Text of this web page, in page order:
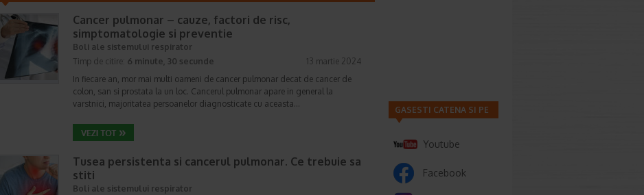
Cancer pulmonar – cauze, factori de risc,
simptomatologie si preventie
Boli ale sistemului respirator
Timp de citire: 6 minute, 30 secunde
13 martie 2024
In fiecare an, mor mai multi oameni de cancer pulmonar decat de cancer de
colon, san si prostata la un loc. Cancerul pulmonar apare in general la
varstnici, majoritatea persoanelor diagnosticate cu aceasta…
Tusea persistenta si cancerul pulmonar. Ce trebuie sa
stiti
Boli ale sistemului respirator
GASESTI CATENA SI PE
Youtube
Facebook